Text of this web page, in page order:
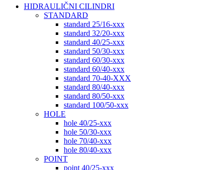
HIDRAULIČNI CILINDRI
STANDARD
standard 25/16-xxx
standard 32/20-xxx
standard 40/25-xxx
standard 50/30-xxx
standard 60/30-xxx
standard 60/40-xxx
standard 70-40-XXX
standard 80/40-xxx
standard 80/50-xxx
standard 100/50-xxx
HOLE
hole 40/25-xxx
hole 50/30-xxx
hole 70/40-xxx
hole 80/40-xxx
POINT
point 40/25-xxx